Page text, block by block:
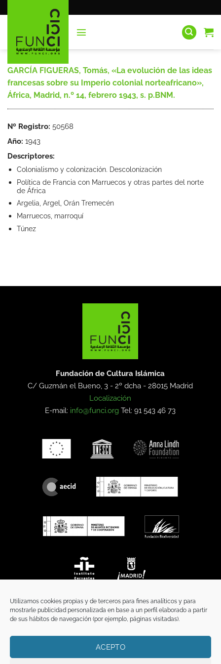
Utilizamos cookies propias y de terceros para fines analíticos y para
mostrarle publicidad personalizada en base a un perfil elaborado a partir
de sus hábitos de navegación (por ejemplo, páginas visitadas).
ACEPTO
al
GARCÍA FIGUERAS, Tomás, «La evolución de las ideas
francesas sobre su Imperio colonial norteafricano»,
África, Madrid, n.º 14, febrero 1943, s. p.BNM.
Nº Registro: 50568
Año: 1943
Descriptores:
Colonialismo y colonización. Descolonización
Política de Francia con Marruecos y otras partes del norte
de África
Argelia, Argel, Orán Tremecén
Marruecos, marroquí
Túnez
Fundación de Cultura Islámica
C/ Guzmán el Bueno, 3 - 2º dcha -28015 Madrid
Localización
E-mail: info@funci.org Tel: 91 543 46 73
POLÍTICA DE PRIVACIDAD
POLÍTICA DE COOKIES